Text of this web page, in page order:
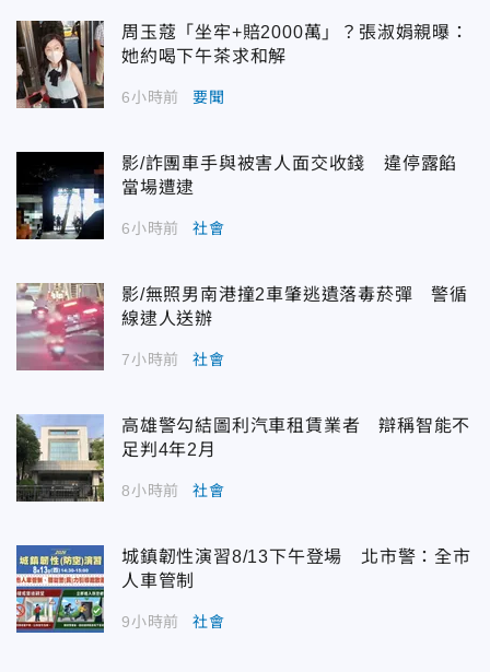
周玉蔻「坐牢+賠2000萬」？張淑娟親曝：
她約喝下午茶求和解
6小時前 要聞
影/詐團車手與被害人面交收錢 違停露餡
當場遭逮
6小時前 社會
影/無照男南港撞2車肇逃遺落毒菸彈 警循
線逮人送辦
7小時前 社會
高雄警勾結圖利汽車租賃業者 辯稱智能不
足判4年2月
8小時前 社會
城鎮韌性演習8/13下午登場 北市警：全市
人車管制
9小時前 社會